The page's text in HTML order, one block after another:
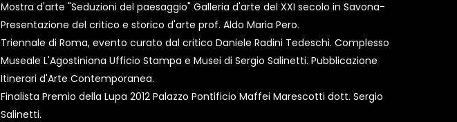
Mostra d'arte "Seduzioni del paesaggio" Galleria d'arte del XXI secolo in Savona-
Presentazione del critico e storico d'arte prof. Aldo Maria Pero.
Triennale di Roma, evento curato dal critico Daniele Radini Tedeschi. Complesso
Museale L'Agostiniana Ufficio Stampa e Musei di Sergio Salinetti. Pubblicazione
Itinerari d'Arte Contemporanea.
Finalista Premio della Lupa 2012 Palazzo Pontificio Maffei Marescotti dott. Sergio
Salinetti.